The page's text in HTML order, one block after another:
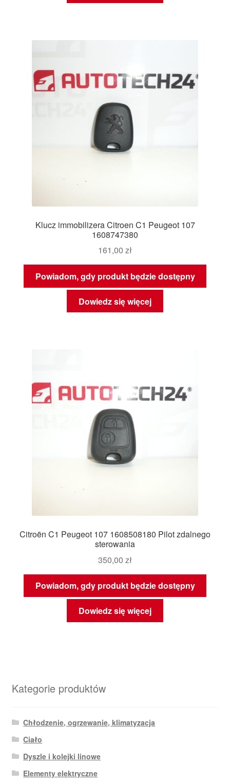
Klucz immobilizera Citroen C1 Peugeot 107
1608747380
161,00 zł
Powiadom, gdy produkt będzie dostępny
Dowiedz się więcej
Citroën C1 Peugeot 107 1608508180 Pilot zdalnego
sterowania
350,00 zł
Powiadom, gdy produkt będzie dostępny
Dowiedz się więcej
Kategorie produktów
Chłodzenie, ogrzewanie, klimatyzacja
Ciało
Dyszle i kolejki linowe
Elementy elektryczne